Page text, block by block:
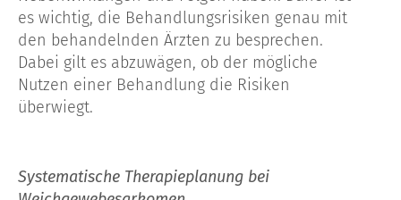
es wichtig, die Behandlungsrisiken genau mit
den behandelnden Ärzten zu besprechen.
Dabei gilt es abzuwägen, ob der mögliche
Nutzen einer Behandlung die Risiken
überwiegt.
Systematische Therapieplanung bei